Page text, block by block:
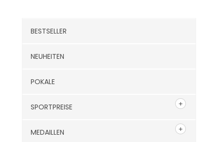
BESTSELLER
NEUHEITEN
POKALE
SPORTPREISE
MEDAILLEN